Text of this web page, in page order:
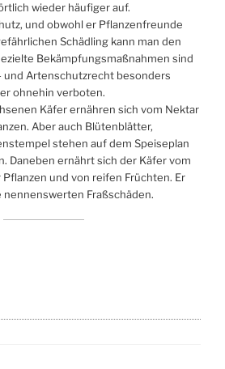
wieder häufiger auf.
und obwohl er Pflanzenfreunde
Schädling kann man den
Bekämpfungsmaßnahmen sind
und Artenschutzrecht besonders
ohnehin verboten.
Käfer ernähren sich vom Nektar
Aber auch Blütenblätter,
stehen auf dem Speiseplan
Daneben ernährt sich der Käfer vom
und von reifen Früchten. Er
Fraßschäden.